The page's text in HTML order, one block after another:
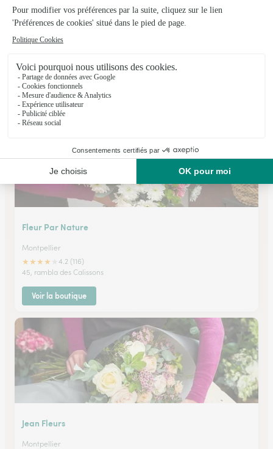
★★ ★★★4.5 (332)
23-25, avenue d'Assas
Voir la boutique
Fleur Par Nature
Montpellier
★★★★
4.2 (116)
45, rambla des Calissons
Voir la boutique
Jean Fleurs
Montpellier